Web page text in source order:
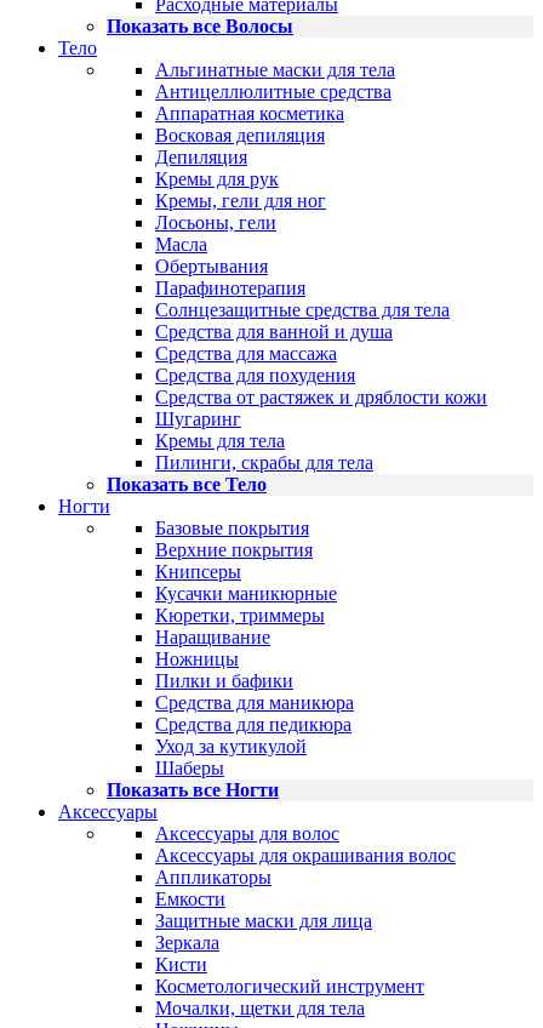
Расходные материалы
Показать все Волосы
Тело
Альгинатные маски для тела
Антицеллюлитные средства
Аппаратная косметика
Восковая депиляция
Депиляция
Кремы для рук
Кремы, гели для ног
Лосьоны, гели
Масла
Обертывания
Парафинотерапия
Солнцезащитные средства для тела
Средства для ванной и душа
Средства для массажа
Средства для похудения
Средства от растяжек и дряблости кожи
Шугаринг
Кремы для тела
Пилинги, скрабы для тела
Показать все Тело
Ногти
Базовые покрытия
Верхние покрытия
Книпсеры
Кусачки маникюрные
Кюретки, триммеры
Наращивание
Ножницы
Пилки и бафики
Средства для маникюра
Средства для педикюра
Уход за кутикулой
Шаберы
Показать все Ногти
Аксессуары
Аксессуары для волос
Аксессуары для окрашивания волос
Аппликаторы
Емкости
Защитные маски для лица
Зеркала
Кисти
Косметологический инструмент
Мочалки, щетки для тела